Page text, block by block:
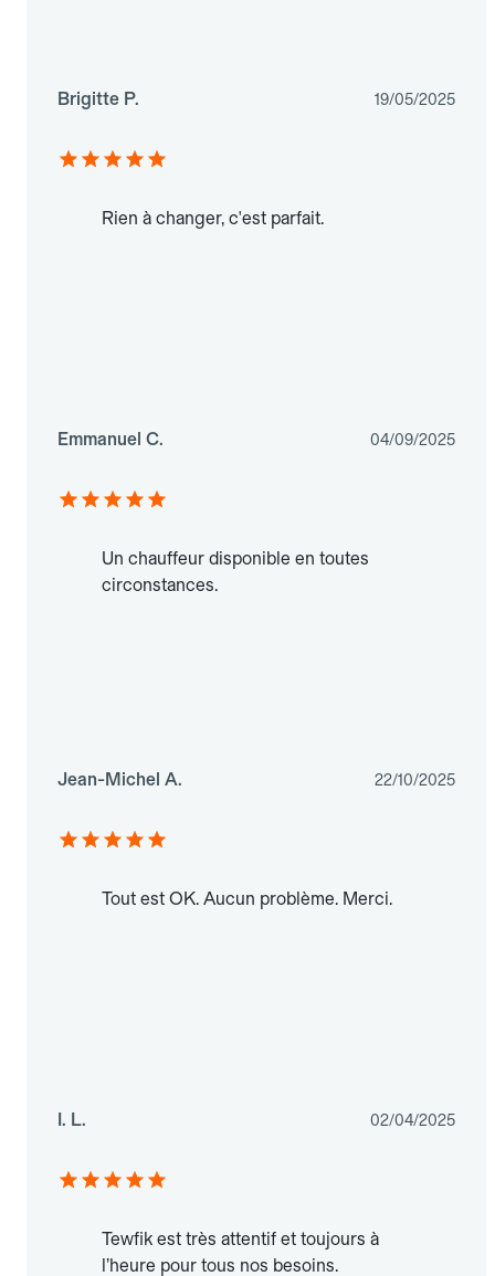
Brigitte P. 19/05/2025
Rien à changer, c'est parfait.
Emmanuel C. 04/09/2025
Un chauffeur disponible en toutes
circonstances.
Jean-Michel A. 22/10/2025
Tout est OK. Aucun problème. Merci.
I. L. 02/04/2025
Tewfik est très attentif et toujours à
l’heure pour tous nos besoins.